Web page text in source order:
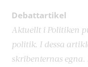
Debattartikel
Aktuellt i Politiken
politik. I dessa
skribenternas egna.